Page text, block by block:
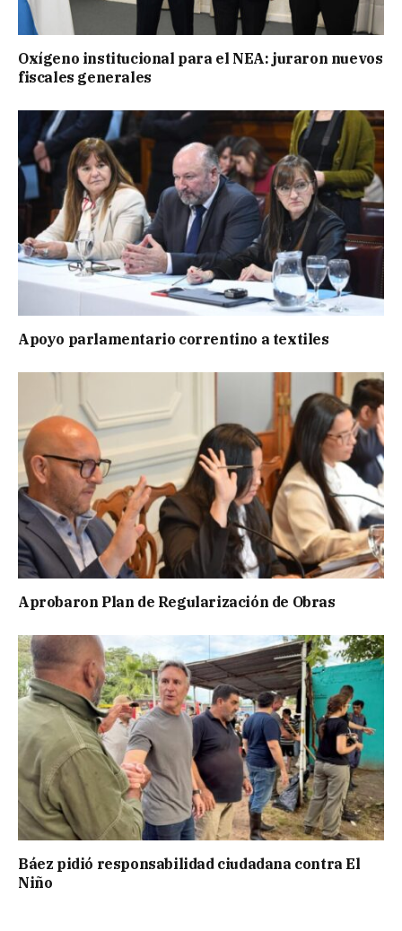
Oxígeno institucional para el NEA: juraron nuevos
fiscales generales
Apoyo parlamentario correntino a textiles
Aprobaron Plan de Regularización de Obras
Báez pidió responsabilidad ciudadana contra El
Niño